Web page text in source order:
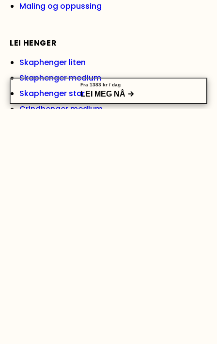
Fra 1383 kr/ dag
LEI MEG NÅ
Maling og oppussing
LEI HENGER
Skaphenger liten
Skaphenger medium
Skaphenger stor
Grindhenger medium